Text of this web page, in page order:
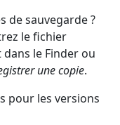
de sauvegarde ?
le fichier
le Finder ou
une copie.
pour les versions